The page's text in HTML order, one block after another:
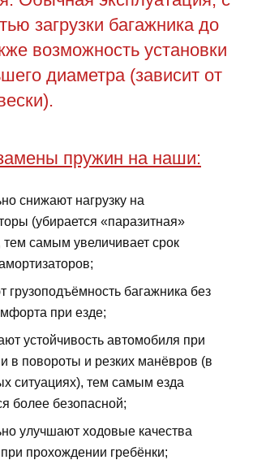
загрузки багажника до
возможность установки
диаметра (зависит от
пружин на наши:
снижают нагрузку на
(убирается «паразитная»
тем самым увеличивает срок
багажника без
при езде;
устойчивость автомобиля при
в повороты и резких манёвров (в
ситуациях), тем самым езда
более безопасной;
улучшают ходовые качества
прохождении гребёнки;